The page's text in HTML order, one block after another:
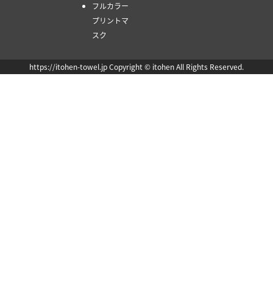
フルカラー
プリントマ
スク
https://itohen-towel.jp Copyright © itohen All Rights Reserved.